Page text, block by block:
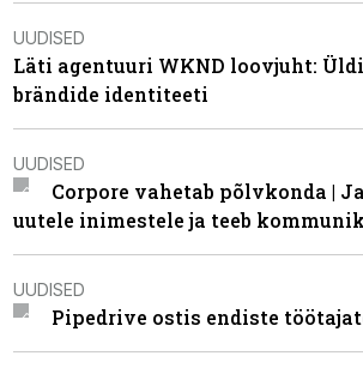
UUDISED
Läti agentuuri WKND loovjuht:
brändide identiteeti
UUDISED
Corpore vahetab põlvkonda |
uutele inimestele ja teeb
UUDISED
Pipedrive ostis endiste